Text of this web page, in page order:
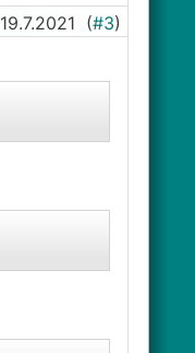
19.7.2021 (#3)